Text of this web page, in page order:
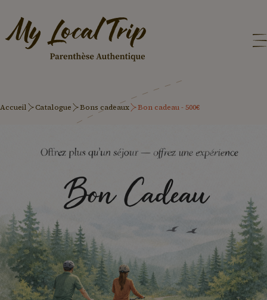
Accueil Catalogue Bons cadeaux Bon cadeau - 500€